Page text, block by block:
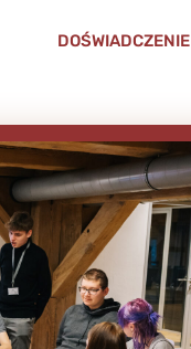
DOŚWIADCZENIE